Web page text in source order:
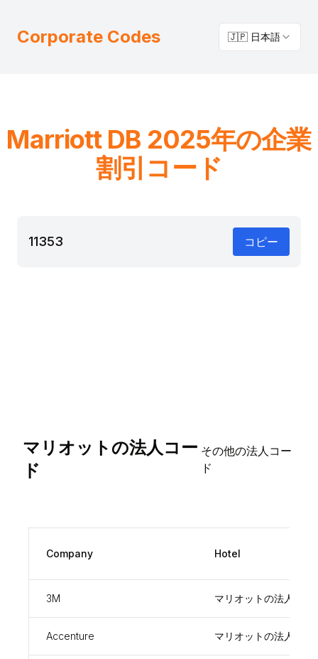
Corporate Codes 🇯🇵 日本語
Marriott DB 2025年の企業
割引コード
11353 コピー
マリオットの法人コー
ド
その他の法人コー
ド
Company Hotel
3M マリオットの法人コー
Accenture マリオットの法人コー